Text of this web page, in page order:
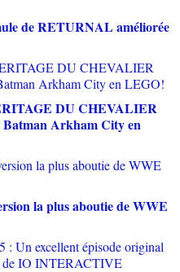
de RETURNAL améliorée
DU CHEVALIER
Arkham City en
la plus aboutie de WWE